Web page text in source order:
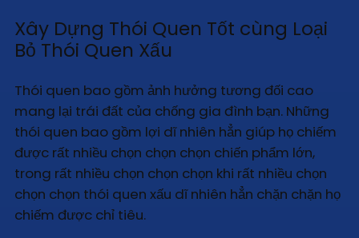
Xây Dựng Thói Quen Tốt cùng Loại
Bỏ Thói Quen Xấu
Thói quen bao gồm ảnh hưởng tương đối cao
mang lại trái đất của chống gia đình bạn. Những
thói quen bao gồm lợi dĩ nhiên hẳn giúp họ chiếm
được rất nhiều chọn chọn chọn chiến phẩm lớn,
trong rất nhiều chọn chọn chọn khi rất nhiều chọn
chọn chọn thói quen xấu dĩ nhiên hẳn chặn chặn họ
chiếm được chỉ tiêu.